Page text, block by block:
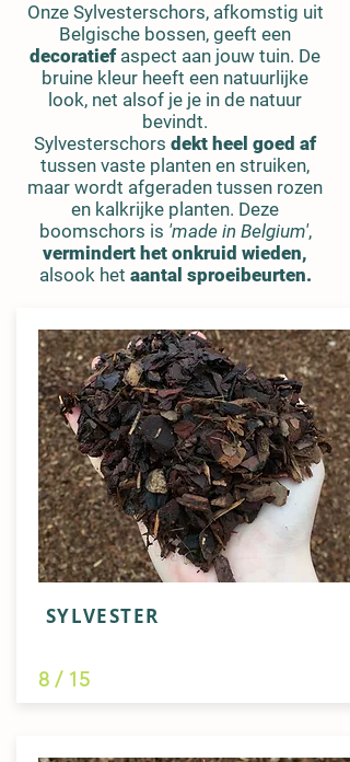
Onze Sylvesterschors, afkomstig uit
Belgische bossen, geeft een
decoratiefaspect aan jouw tuin. De
bruine kleur heeft een natuurlijke
look, net alsof je je in de natuur
bevindt.
Sylvesterschors dekt heel goed af
tussen vaste planten en struiken,
maar wordt afgeraden tussen rozen
en kalkrijke planten. Deze
boomschors is 'made in Belgium',
vermindert het onkruid wieden,
alsook het aantal sproeibeurten.
SYLVESTER
8 / 15